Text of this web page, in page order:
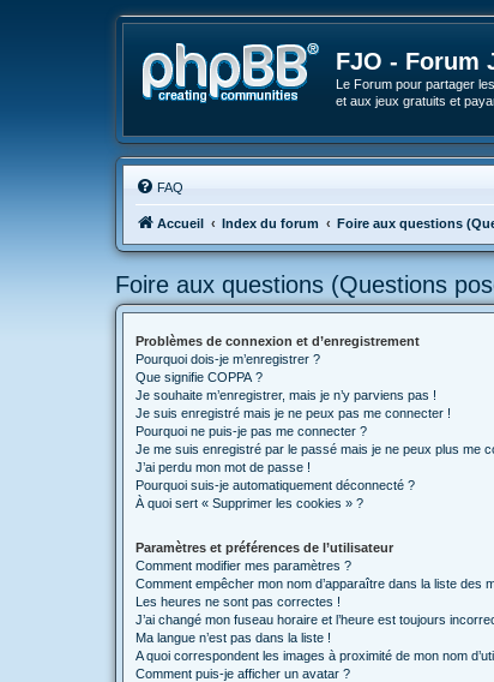
FJO - Forum
Le Forum pour partager
et aux jeux gratuits et
FAQ
Accueil Index du forum Foire aux questions
Foire aux questions (Questions
Problèmes de connexion et d’enregistrement
Pourquoi dois-je m’enregistrer ?
Que signifie COPPA ?
Je souhaite m’enregistrer, mais je n’y parviens pas !
Je suis enregistré mais je ne peux pas me connecter !
Pourquoi ne puis-je pas me connecter ?
Je me suis enregistré par le passé mais je ne peux plus me
J’ai perdu mon mot de passe !
Pourquoi suis-je automatiquement déconnecté ?
À quoi sert « Supprimer les cookies » ?
Paramètres et préférences de l’utilisateur
Comment modifier mes paramètres ?
Comment empêcher mon nom d’apparaître dans la liste des
Les heures ne sont pas correctes !
J’ai changé mon fuseau horaire et l’heure est toujours
Ma langue n’est pas dans la liste !
A quoi correspondent les images à proximité de mon nom
Comment puis-je afficher un avatar ?